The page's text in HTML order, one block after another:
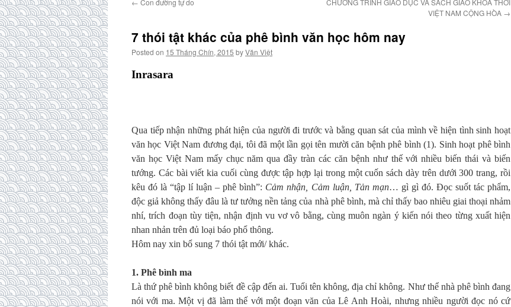
← Con đường tự do
CHƯƠNG TRÌNH GIÁO DỤC VÀ SÁCH GIÁO KHOA THỜI
VIỆT NAM CỘNG HÒA →
7 thói tật khác của phê bình văn học hôm nay
Posted on 15 Tháng Chín, 2015 byVăn Việt
Inrasara
Qua tiếp nhận những phát hiện của người đi trước và bằng quan sát của mình về hiện tình sinh hoạt
văn học Việt Nam đương đại, tôi đã một lần gọi tên mười căn bệnh phê bình (1). Sinh hoạt phê bình
văn học Việt Nam mấy chục năm qua đầy tràn các căn bệnh như thế với nhiều biến thái và biến
tướng. Các bài viết kia cuối cùng được tập hợp lại trong một cuốn sách dày trên dưới 300 trang, rồi
kêu đó là “tập lí luận – phê bình”: Cảm nhận, Cảm luận, Tản mạn… gì gì đó. Đọc suốt tác phẩm,
độc giả không thấy đâu là tư tưởng nền tảng của nhà phê bình, mà chỉ thấy bao nhiêu giai thoại nhảm
nhí, trích đoạn tùy tiện, nhận định vu vơ vô bằng, cùng muôn ngàn ý kiến nói theo từng xuất hiện
nhan nhản trên đủ loại báo phổ thông.
Hôm nay xin bổ sung 7 thói tật mới/ khác.
1. Phê bình ma
Là thứ phê bình không biết đề cập đến ai. Tuổi tên không, địa chỉ không. Như thể nhà phê bình đang
nói với ma. Một vị đã làm thế với một đoạn văn của Lê Anh Hoài, nhưng nhiều người đọc nó cứ